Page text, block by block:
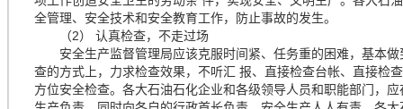
全管理、安全技术和安全教育工作，防止事故的发生。
（2） 认真检查，不走过场
安全生产监督管理局应该克服时间紧、任务重的困难，基本做
查的方式上，力求检查效果，不听汇 报、直接检查台帐、直接检
方位安全检查。各大石油石化企业和各级领导人员和职能部门，